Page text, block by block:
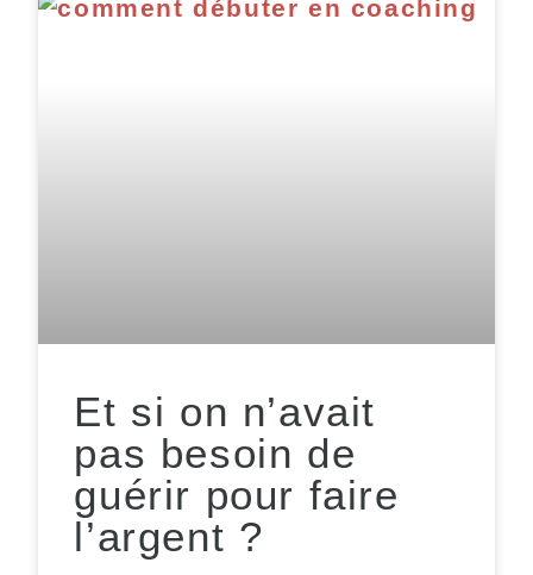
Et si on n’avait
pas besoin de
guérir pour faire
l’argent ?